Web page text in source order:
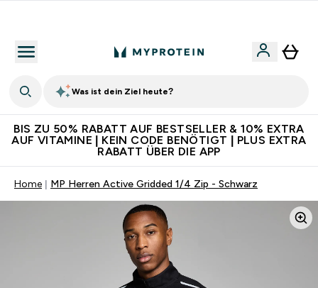
Was ist dein Ziel heute?
BIS ZU 50% RABATT AUF BESTSELLER & 10% EXTRA
AUF VITAMINE | KEIN CODE BENÖTIGT | PLUS EXTRA
RABATT ÜBER DIE APP
Home MP Herren Active Gridded 1/4 Zip - Schwarz